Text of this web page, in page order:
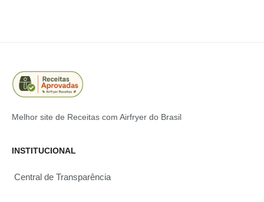
Melhor site de Receitas com Airfryer do Brasil
INSTITUCIONAL
Central de Transparência